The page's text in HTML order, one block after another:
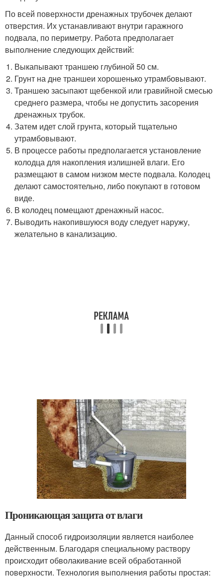
По всей поверхности дренажных трубочек делают
отверстия. Их устанавливают внутри гаражного
подвала, по периметру. Работа предполагает
выполнение следующих действий:
Выкапывают траншею глубиной 50 см.
Грунт на дне траншеи хорошенько утрамбовывают.
Траншею засыпают щебенкой или гравийной смесью
среднего размера, чтобы не допустить засорения
дренажных трубок.
Затем идет слой грунта, который тщательно
утрамбовывают.
В процессе работы предполагается установление
колодца для накопления излишней влаги. Его
размещают в самом низком месте подвала. Колодец
делают самостоятельно, либо покупают в готовом
виде.
В колодец помещают дренажный насос.
Выводить накопившуюся воду следует наружу,
желательно в канализацию.
Проникающая защита от влаги
Данный способ гидроизоляции является наиболее
действенным. Благодаря специальному раствору
происходит обволакивание всей обработанной
поверхности. Технология выполнения работы простая: